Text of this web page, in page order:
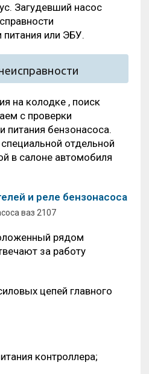
Загудевший насос
питания или ЭБУ.
на колодке , поиск
с проверки
питания бензонасоса.
отдельной
в салоне автомобиля
ваз 2107
рядом
за работу
цепей главного
контроллера;